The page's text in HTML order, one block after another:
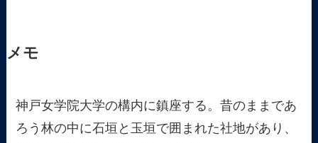
メモ
神戸女学院大学の構内に鎮座する。昔のままであ
ろう林の中に石垣と玉垣で囲まれた社地があり、